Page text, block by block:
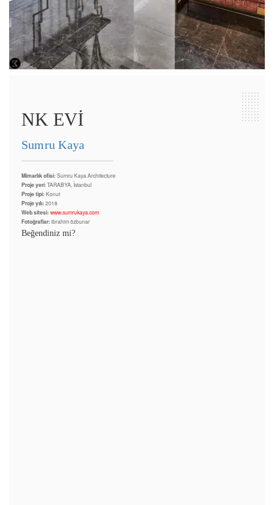
NK EVİ
Sumru Kaya
Mimarlık ofisi: Sumru Kaya Architecture
Proje yeri: TARABYA, İstanbul
Proje tipi: Konut
Proje yılı: 2018
Web sitesi: www.sumrukaya.com
Fotoğraflar: ibrahim özbunar
Beğendiniz mi?